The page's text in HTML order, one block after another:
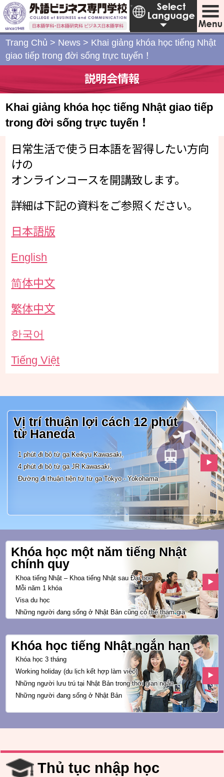
Trang Chủ > News > Khai giảng khóa học tiếng Nhật
giao tiếp trong đời sống trực tuyến！
説明会情報
Khai giảng khóa học tiếng Nhật giao tiếp
trong đời sống trực tuyến！
日常生活で使う日本語を習得したい方向
けの
オンラインコースを開講致します。
詳細は下記の資料をご参照ください。
日本語版
English
简体中文
繁体中文
한국어
Tiếng Việt
Vị trí thuận lợi cách 12 phút
từHaneda
1 phút đi bộ từ ga Keikyu Kawasaki,
4 phút đi bộ từ ga JR Kawasaki.
Đường đi thuận tiện từ từ gaTokyo - Yokohama
Khóa học một năm tiếng Nhật
chính quy
Khoa tiếng Nhật – Khoa tiếng Nhật sau Đại học
Mỗi năm 1 khóa
Visa du học
Những người đang sống ở Nhật Bảncũng có thể tham gia
Khóa học tiếng Nhật ngắn hạn
Khóa học 3 tháng
Working holiday(du lịch kết hợp làm việc)
Những người lưu trú tại Nhật Bản trongthời gian ngắn
Những người đang sống ở Nhật Bản
Thủ tục nhập học
Japanese
▼